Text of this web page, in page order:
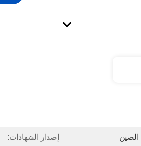
الصين إصدار الشهادات: